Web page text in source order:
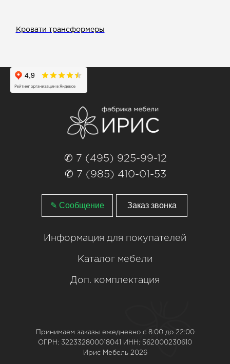
Кровати трансформеры
✆ 7 (495) 925-99-12
✆ 7 (985) 410-01-53
✎ Сообщение Заказ звонка
Информация для покупателей
Каталог мебели
Доп. комплектация
Принимаем заказы ежедневно с 8:00 до 22:00
ОГРН: 322332800018041 ИНН: 562000230610
Ирис Мебель 2026